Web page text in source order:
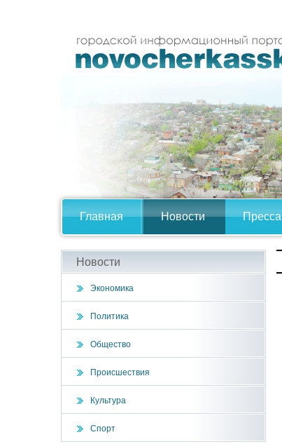
Главная Новости Пресса
Новости
Экономика
Политика
Общество
Происшествия
Культура
Спорт